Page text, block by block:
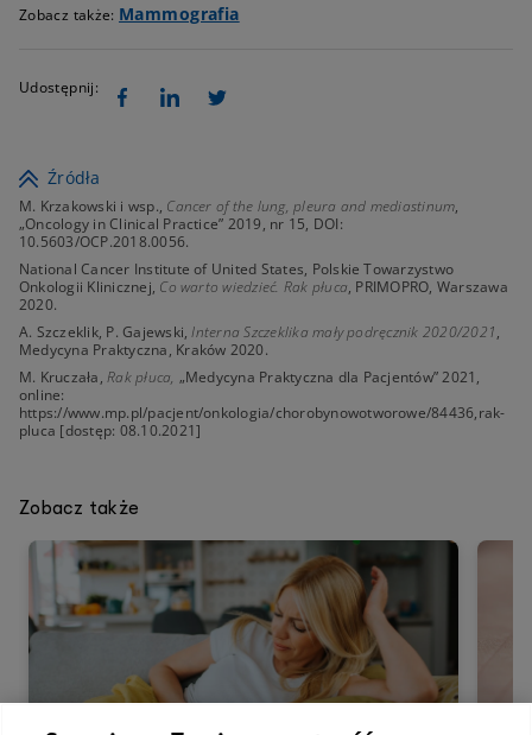
Zobacz także: Mammografia
Udostępnij:
Źródła
M. Krzakowski i wsp., Cancer of the lung, pleura and mediastinum,
„Oncology in Clinical Practice” 2019, nr 15, DOI:
10.5603/OCP.2018.0056.
National Cancer Institute of United States, Polskie Towarzystwo
Onkologii Klinicznej, Co warto wiedzieć. Rak płuca, PRIMOPRO, Warszawa
2020.
A. Szczeklik, P. Gajewski,Interna Szczeklika mały podręcznik 2020/2021,
Medycyna Praktyczna, Kraków 2020.
M. Kruczała,Rak płuca, „Medycyna Praktyczna dla Pacjentów” 2021,
online:
https://www.mp.pl/pacjent/onkologia/chorobynowotworowe/84436,rak-
pluca [dostęp: 08.10.2021]
Zobacz także